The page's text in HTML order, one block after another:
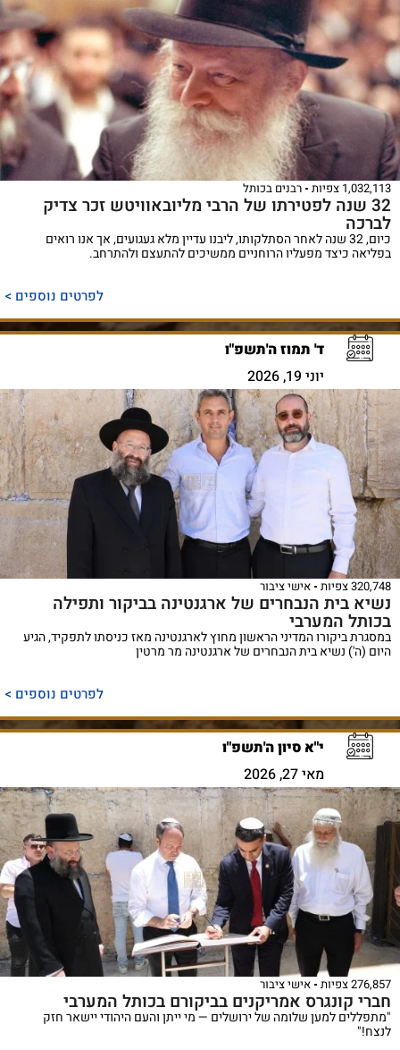
1,032,113 צפיות רבנים בכותל
32 שנה לפטירתו של הרבי מליובאוויטש זכר צדיק
לברכה
כיום, 32 שנה לאחר הסתלקותו, ליבנו עדיין מלא געגועים, אך אנו רואים
בפליאה כיצד מפעליו הרוחניים ממשיכים להתעצם ולהתרחב.
לפרטים נוספים >
ד' תמוז ה'תשפ"ו
יוני 19, 2026
320,748 צפיות אישי ציבור
נשיא בית הנבחרים של ארגנטינה בביקור ותפילה
בכותל המערבי
במסגרת ביקורו המדיני הראשון מחוץ לארגנטינה מאז כניסתו לתפקיד, הגיע
היום (ה') נשיא בית הנבחרים של ארגנטינה מר מרטין
לפרטים נוספים >
י"א סיון ה'תשפ"ו
מאי 27, 2026
276,857 צפיות אישי ציבור
חברי קונגרס אמריקנים בביקורם בכותל המערבי
"מתפללים למען שלומה של ירושלים — מי ייתן והעם היהודי יישאר חזק
לנצח!"